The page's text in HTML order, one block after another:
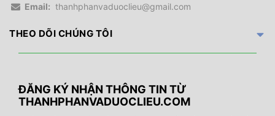
Email: thanhphanvaduoclieu@gmail.com
THEO DÕI CHÚNG TÔI
ĐĂNG KÝ NHẬN THÔNG TIN TỪ
THANHPHANVADUOCLIEU.COM